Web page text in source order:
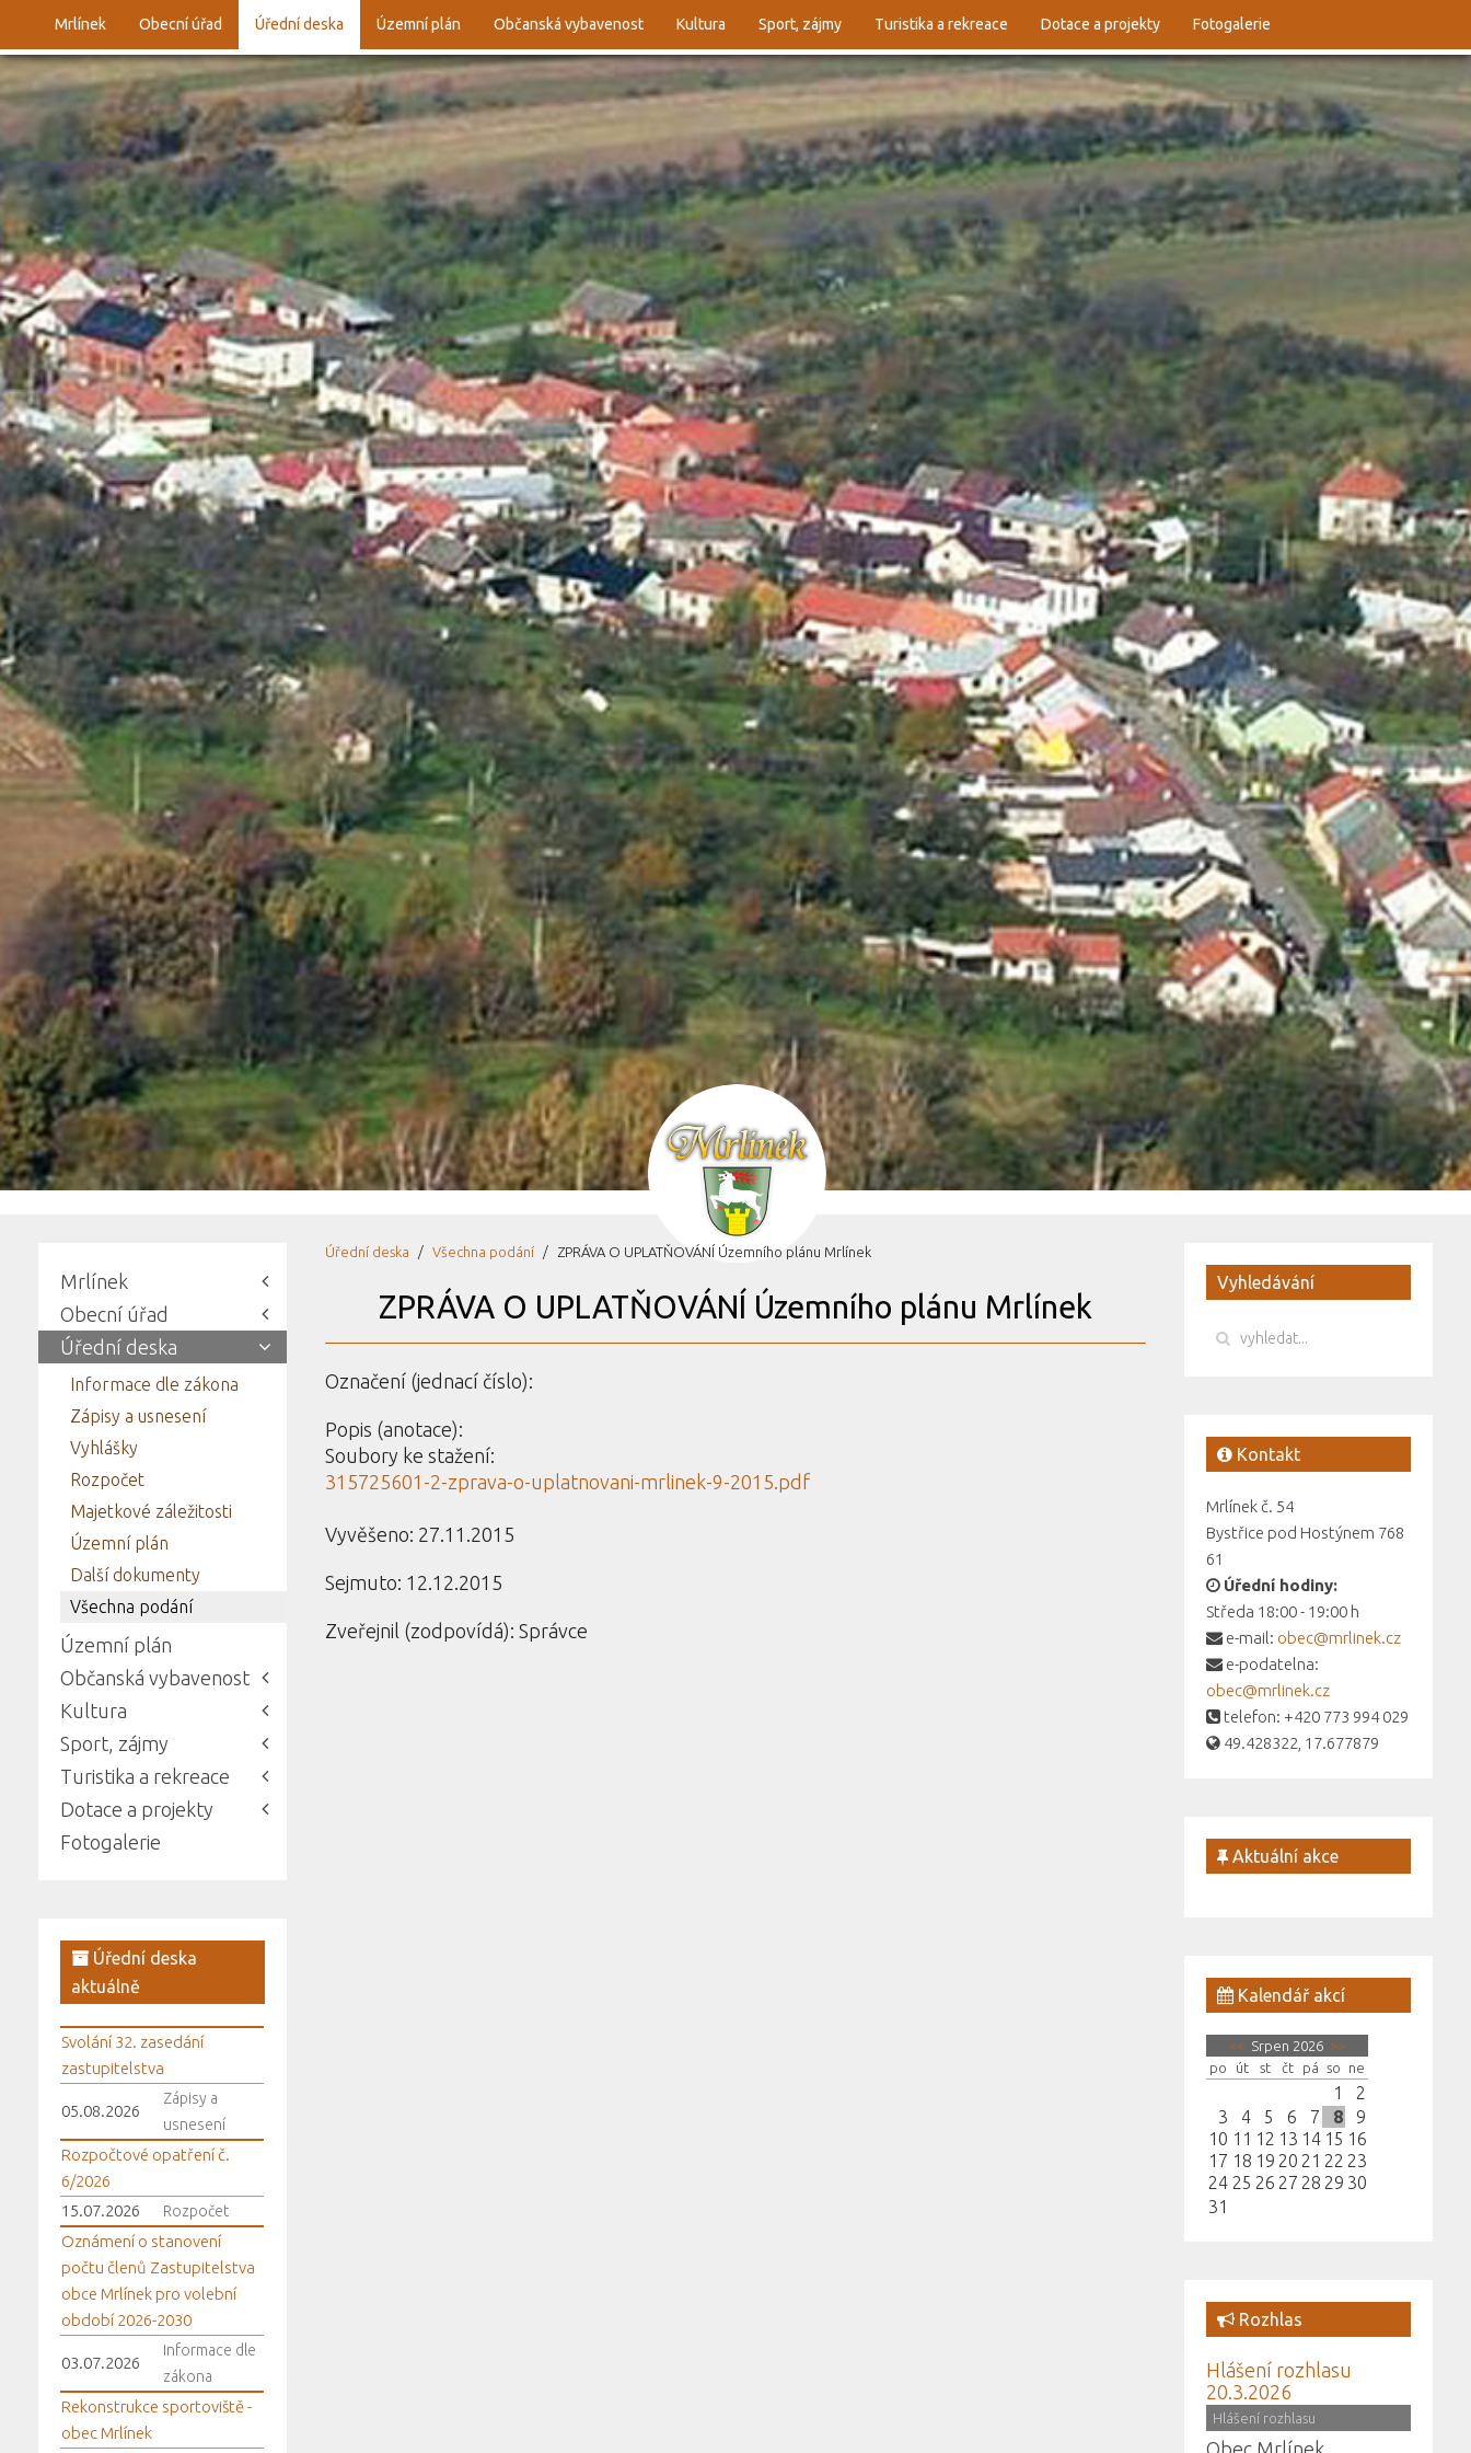
Mrlínek Obecní úřad Úřední deska Územní plán Občanská vybavenost Kultura Sport, zájmy Turistika a rekreace Dotace a projekty Fotogalerie
Úřední deska Všechna podání ZPRÁVA O UPLATŇOVÁNÍ Územního plánu Mrlínek
ZPRÁVA O UPLATŇOVÁNÍ Územního plánu Mrlínek
Označení (jednací číslo):
Popis (anotace):
Soubory ke stažení:
315725601-2-zprava-o-uplatnovani-mrlinek-9-2015.pdf
Vyvěšeno: 27.11.2015
Sejmuto: 12.12.2015
Zveřejnil (zodpovídá): Správce
Mrlínek
Obecní úřad
Úřední deska
Informace dle zákona
Zápisy a usnesení
Vyhlášky
Rozpočet
Majetkové záležitosti
Územní plán
Další dokumenty
Všechna podání
Územní plán
Občanská vybavenost
Kultura
Sport, zájmy
Turistika a rekreace
Dotace a projekty
Fotogalerie
Úřední deska
aktuálně
Svolání 32. zasedání
zastupitelstva
05.08.2026
Zápisy a
usnesení
Rozpočtové opatření č.
6/2026
15.07.2026
Rozpočet
Oznámení o stanovení
počtu členů Zastupitelstva
obce Mrlínek pro volební
období 2026-2030
03.07.2026
Informace dle
zákona
Rekonstrukce sportoviště -
obec Mrlínek
Vyhledávání
Kontakt
Mrlínek č. 54
Bystřice pod Hostýnem 768
61
Úřední hodiny:
Středa 18:00 - 19:00 h
e-mail: obec@mrlinek.cz
e-podatelna:
obec@mrlinek.cz
telefon: +420 773 994 029
49.428322, 17.677879
Aktuální akce
Kalendář akcí
<< Srpen 2026 >>
po
út st čt pá so ne
1
2
3
4 5 6 7 8
9
10 11 12 13 14 15 16
17 18 19 20 21 22 23
24 25 26 27 28 29 30
31
Rozhlas
Hlášení rozhlasu
20.3.2026
Hlášení rozhlasu
Obec Mrlínek